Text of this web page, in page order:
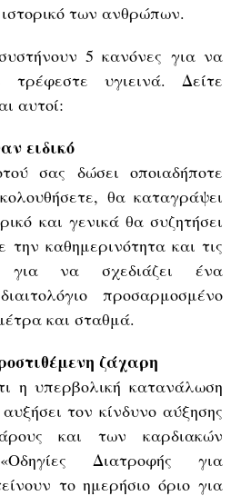
των ανθρώπων.
5 κανόνες για να
τρέφεστε υγιεινά. Δείτε
αυτοί:
ειδικό
σας δώσει οποιαδήποτε
θα καταγράψει
και γενικά θα συζητήσει
την καθημερινότητα και τις
για να σχεδιάζει ένα
προσαρμοσμένο
και σταθμά.
ζάχαρη
η υπερβολική κατανάλωση
τον κίνδυνο αύξησης
και των καρδιακών
Διατροφής για
το ημερήσιο όριο για